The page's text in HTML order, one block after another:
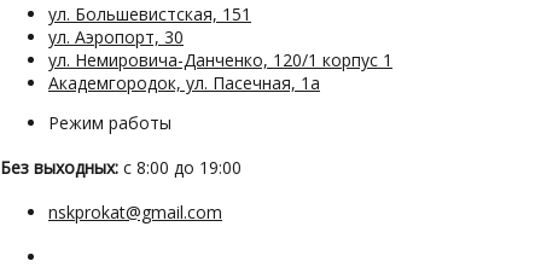
ул. Большевистская, 151
ул. Аэропорт, 30
ул. Немировича-Данченко, 120/1 корпус 1
Академгородок, ул. Пасечная, 1а
Режим работы
Без выходных: с 8:00 до 19:00
nskprokat@gmail.com